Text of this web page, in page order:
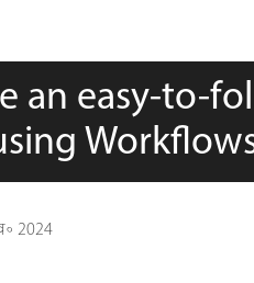
an easy-to-
2024